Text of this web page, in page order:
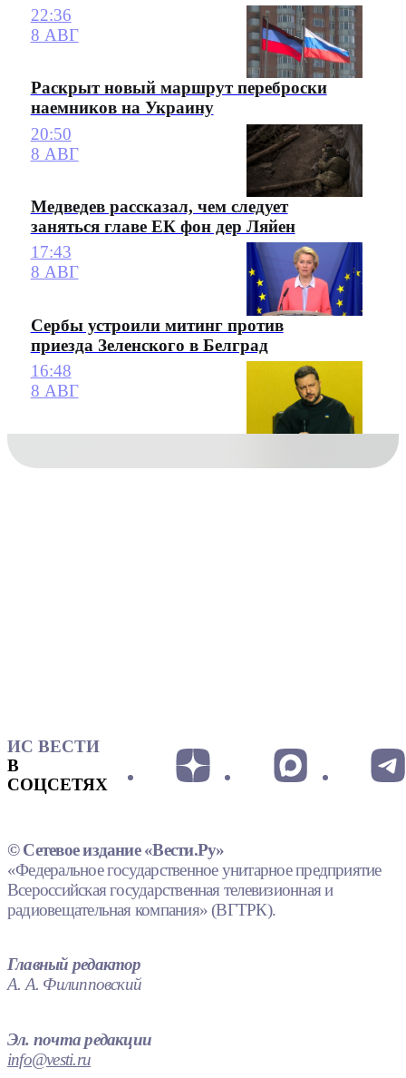
22:36
8 АВГ
Раскрыт новый маршрут переброски
наемников на Украину
20:50
8 АВГ
Медведев рассказал, чем следует
заняться главе ЕК фон дер Ляйен
17:43
8 АВГ
Сербы устроили митинг против
приезда Зеленского в Белград
16:48
8 АВГ
ИС ВЕСТИ
В
СОЦСЕТЯХ
© Сетевое издание «Вести.Ру»
«Федеральное государственное унитарное предприятие
Всероссийская государственная телевизионная и
радиовещательная компания» (ВГТРК).
Главный редактор
А. А. Филипповский
Эл. почта редакции
info@vesti.ru